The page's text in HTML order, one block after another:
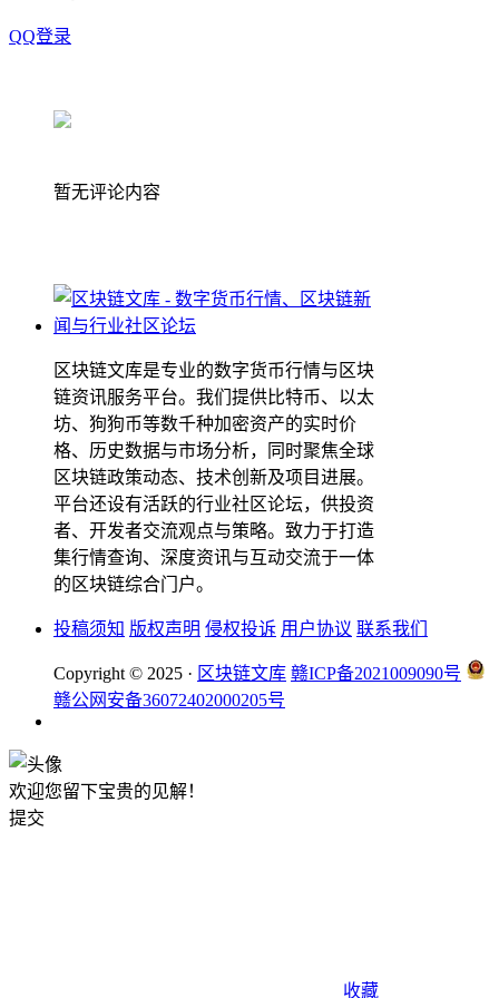
QQ登录
暂无评论内容
区块链文库是专业的数字货币行情与区块
链资讯服务平台。我们提供比特币、以太
坊、狗狗币等数千种加密资产的实时价
格、历史数据与市场分析，同时聚焦全球
区块链政策动态、技术创新及项目进展。
平台还设有活跃的行业社区论坛，供投资
者、开发者交流观点与策略。致力于打造
集行情查询、深度资讯与互动交流于一体
的区块链综合门户。
投稿须知 版权声明 侵权投诉 用户协议 联系我们
Copyright © 2025 · 区块链文库 赣ICP备2021009090号
赣公网安备36072402000205号
欢迎您留下宝贵的见解！
提交
收藏